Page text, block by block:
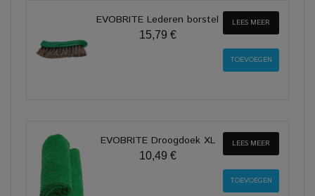
EVOBRITE Lederen borstel
15,79 €
LEES MEER
EVOBRITE Droogdoek XL
10,49 €
LEES MEER